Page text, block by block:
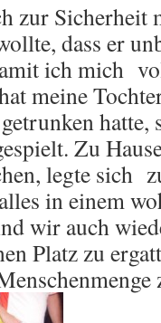
zur Sicherheit
dass er
ich mich
meine
Zu
legte sich
in einem
wir auch
Platz zu